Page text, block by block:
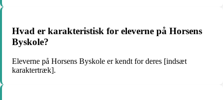
Hvad er karakteristisk for eleverne på Horsens
Byskole?
Eleverne på Horsens Byskole er kendt for deres [indsæt
karaktertræk].